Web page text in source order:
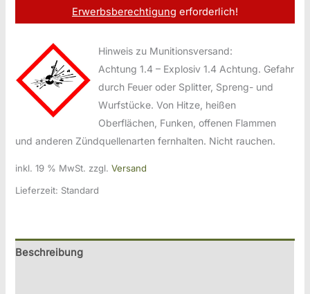
Erwerbsberechtigung erforderlich!
Hinweis zu Munitionsversand:
Achtung 1.4 – Explosiv 1.4 Achtung. Gefahr
durch Feuer oder Splitter, Spreng- und
Wurfstücke. Von Hitze, heißen
Oberflächen, Funken, offenen Flammen
und anderen Zündquellenarten fernhalten. Nicht rauchen.
inkl. 19 % MwSt. zzgl.Versand
Lieferzeit: Standard
Beschreibung